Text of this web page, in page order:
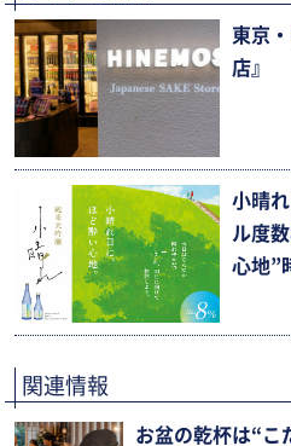
東京
店』
小晴
ル度
心地”
関連情報
お盆の乾杯は“こ